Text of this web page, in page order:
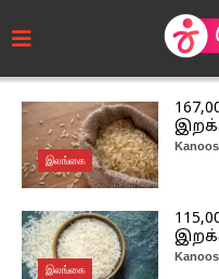
இலங்கை
இலங்கை